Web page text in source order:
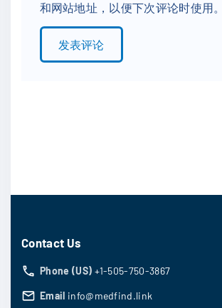
i
l
和网站地址，以便下次评论时使用。
Contact Us
Phone (US) +1-505-750-3867
Email info@medfind.link